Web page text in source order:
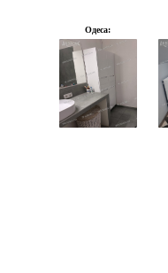
Одеса: